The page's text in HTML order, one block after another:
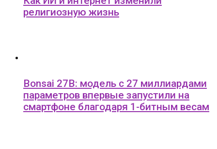
религиозную жизнь
Bonsai 27B: модель с 27 миллиардами
параметров впервые запустили на
смартфоне благодаря 1-битным весам